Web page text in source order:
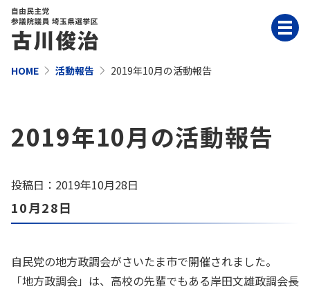
HOME 活動報告 2019年10月の活動報告
2019年10月の活動報告
投稿日：2019年10月28日
10月28日
自民党の地方政調会がさいたま市で開催されました。
「地方政調会」は、高校の先輩でもある岸田文雄政調会長